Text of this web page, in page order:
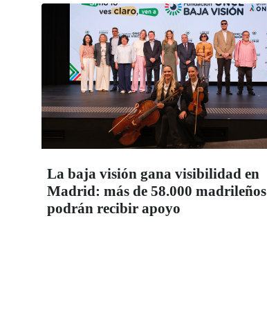
La baja visión gana visibilidad en
Madrid: más de 58.000 madrileños
podrán recibir apoyo